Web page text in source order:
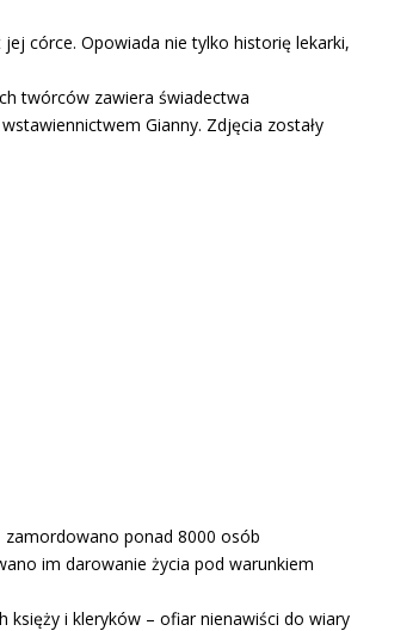
córce. Opowiada nie tylko historię lekarki,
twórców zawiera świadectwa
Gianny. Zdjęcia zostały
zamordowano ponad 8000 osób
im darowanie życia pod warunkiem
księży i kleryków – ofiar nienawiści do wiary